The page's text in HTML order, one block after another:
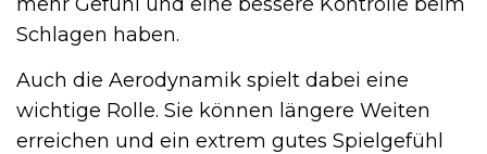
Schlagen haben.
Auch die Aerodynamik spielt dabei eine
wichtige Rolle. Sie können längere Weiten
erreichen und ein extrem gutes Spielgefühl